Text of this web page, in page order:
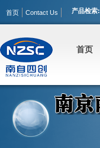
首页 Contact Us 产品检索:
首页